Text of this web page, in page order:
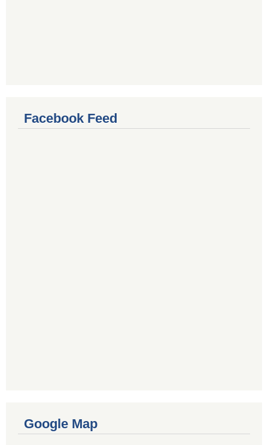
Facebook Feed
Google Map